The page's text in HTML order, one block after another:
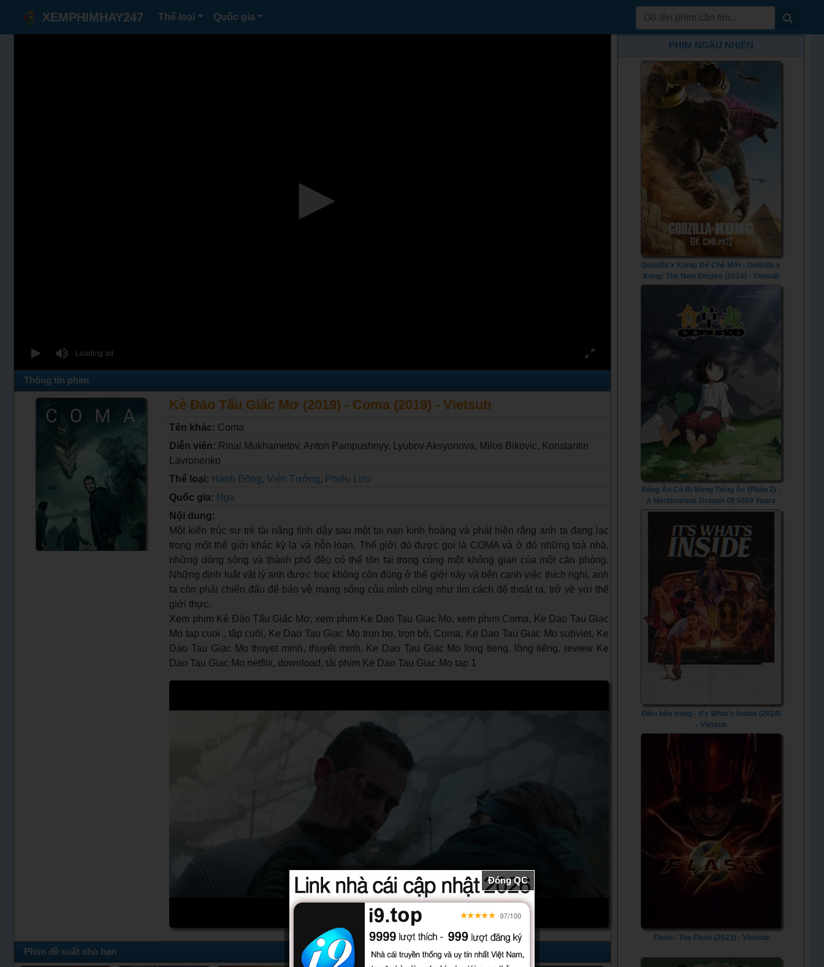
XEMPHIMHAY247 Thể loại Quốc gia
Thông tin phim
Kẻ Đào Tẩu Giấc Mơ (2019) - Coma (2019) - Vietsub
Tên khác: Coma
Diễn viên: Rinal Mukhametov, Anton Pampushnyy, Lyubov Aksyonova, Milos Bikovic, Konstantin
Lavronenko
Thể loại: Hành Động,Viễn Tưởng, Phiêu Lưu
Quốc gia: Nga
Nội dung:
Một kiến trúc sư trẻ tài năng tỉnh dậy sau một tai nạn kinh hoàng và phát hiện rằng anh ta đang lạc
trong một thế giới khác kỳ lạ và hỗn loạn. Thế giới đó được gọi là COMA và ở đó những toà nhà,
những dòng sông và thành phố đều có thể tồn tại trong cùng một không gian của một căn phòng.
Những định luật vật lý anh được học không còn đúng ở thế giới này và bên cạnh việc thích nghi, anh
ta còn phải chiến đấu để bảo vệ mạng sống của mình cũng như tìm cách để thoát ra, trở về với thế
giới thực.
Xem phim Kẻ Đào Tẩu Giấc Mơ, xem phim Ke Dao Tau Giac Mo, xem phim Coma, Ke Dao Tau Giac
Mo tap cuoi , tập cuối, Ke Dao Tau Giac Mo tron bo, trọn bộ, Coma, Ke Dao Tau Giac Mo subviet, Ke
Dao Tau Giac Mo thuyet minh, thuyết minh, Ke Dao Tau Giac Mo long tieng, lồng tiếng, review Ke
Dao Tau Giac Mo netflix, download, tải phim Ke Dao Tau Giac Mo tap 1
Phim đề xuất cho bạn
PHIM NGẪU NHIÊN
Godzilla x Kong: Đế Chế Mới - Godzilla x
Kong: The New Empire (2024) - Vietsub
Rồng Ăn Cỏ Bị Mang Tiếng Ác (Phần 2) -
A Herbivorous Dragon Of 5000 Years
Gets Unfairly Villainized (Season 2)
Điều bên trong - It's What's Inside (2024)
- Vietsub
Flash - The Flash (2023) - Vietsub
Đóng QC